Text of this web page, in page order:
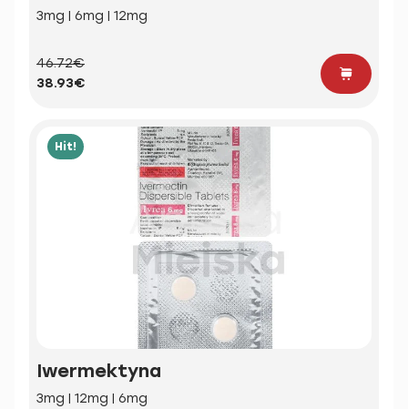
3mg | 6mg | 12mg
46.72€
38.93€
Hit!
Iwermektyna
3mg | 12mg | 6mg